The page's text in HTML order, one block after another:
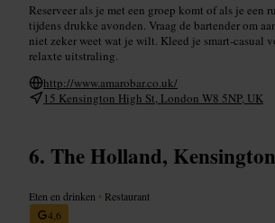
Reserveer als je met een groep komt of als je een
tijdens drukke avonden. Vraag de bartender om
niet zeker weet wat je wilt. Kleed je smart-casual
relaxte uitstraling.
http://www.amarobar.co.uk/
15 Kensington High St, London W8 5NP, UK
The Holland, Kensington
Eten en drinken • Restaurant
4,6